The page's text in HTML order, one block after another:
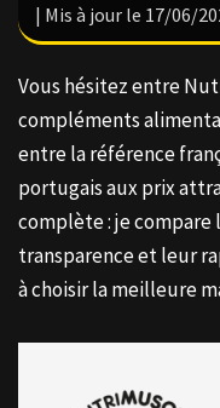
| Mis à jour le 17/06/
Vous hésitez entre
compléments
entre la référence
portugais aux prix
complète : je
transparence et leur
à choisir la meilleure